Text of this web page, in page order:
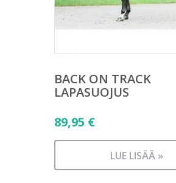
BACK ON TRACK
LAPASUOJUS
89,95 €
LUE LISÄÄ »